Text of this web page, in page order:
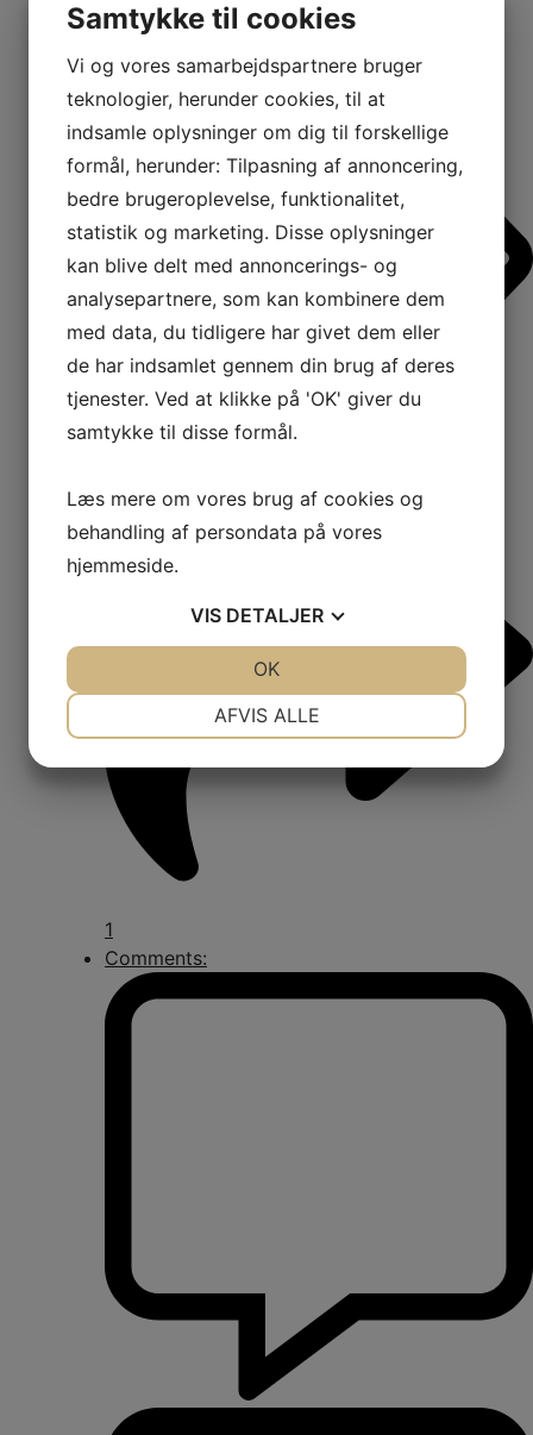
Shares:
1
Comments:
Samtykke til cookies
Vi og vores samarbejdspartnere bruger
teknologier, herunder cookies, til at
indsamle oplysninger om dig til forskellige
formål, herunder: Tilpasning af annoncering,
bedre brugeroplevelse, funktionalitet,
statistik og marketing. Disse oplysninger
kan blive delt med annoncerings- og
analysepartnere, som kan kombinere dem
med data, du tidligere har givet dem eller
de har indsamlet gennem din brug af deres
tjenester. Ved at klikke på 'OK' giver du
samtykke til disse formål.
Læs mere om vores brug af cookies og
behandling af persondata på vores
hjemmeside.
VIS DETALJER
MARKETING STATISTIK
AFVIS ALLE
OK